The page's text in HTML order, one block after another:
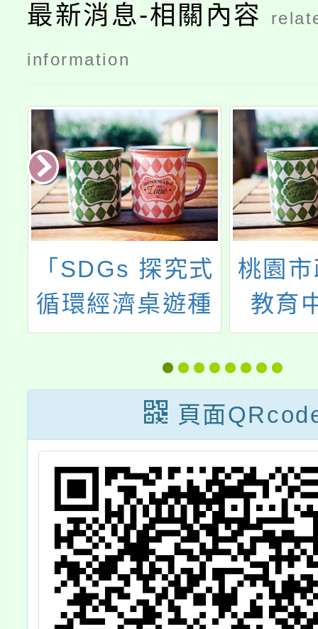
最新消息-相關內容
information
「SDGs 探究式
循環經濟桌遊種
子教師工作坊」
教師研習
桃園
教育
「114
家庭
能研
師
2」，
們報
頁面